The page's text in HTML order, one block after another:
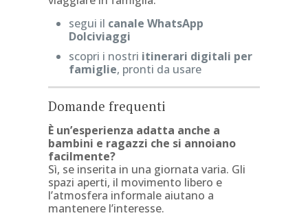
segui il canale WhatsApp
Dolciviaggi
scopri i nostri itinerari digitali per
famiglie, pronti da usare
Domande frequenti
È un’esperienza adatta anche a
bambini e ragazzi che si annoiano
facilmente?
Sì, se inserita in una giornata varia. Gli
spazi aperti, il movimento libero e
l’atmosfera informale aiutano a
mantenere l’interesse.